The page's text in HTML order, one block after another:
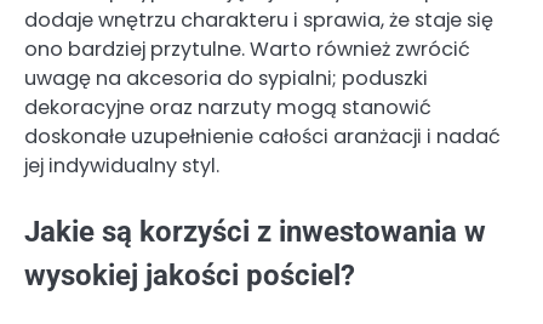
dodaje wnętrzu charakteru i sprawia, że staje się
ono bardziej przytulne. Warto również zwrócić
uwagę na akcesoria do sypialni; poduszki
dekoracyjne oraz narzuty mogą stanowić
doskonałe uzupełnienie całości aranżacji i nadać
jej indywidualny styl.
Jakie są korzyści z inwestowania w
wysokiej jakości pościel?